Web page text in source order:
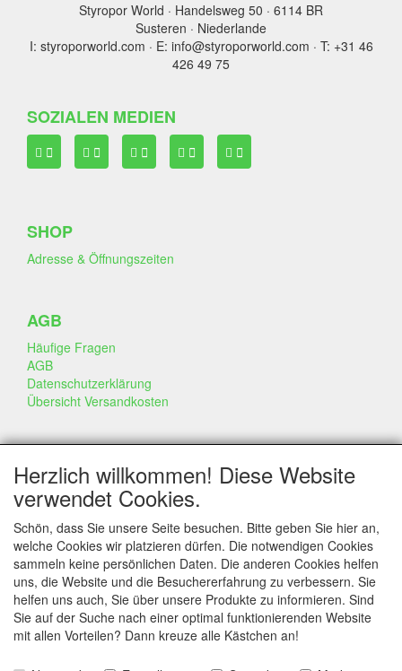
Styropor World · Handelsweg 50 · 6114 BR
Susteren · Niederlande
I: styroporworld.com · E: info@styroporworld.com · T: +31 46
426 49 75
SOZIALEN MEDIEN
SHOP
Adresse & Öffnungszeiten
AGB
Häufige Fragen
AGB
Datenschutzerklärung
Übersicht Versandkosten
GESCHÄFT & INFO
Kontakt
Firmen Information
Portfolio
Disclaimer
Statement & Umwelt
Torten mit Dummies
SERVICE
Herzlich willkommen! Diese Website
verwendet Cookies.
Schön, dass Sie unsere Seite besuchen. Bitte geben Sie hier an,
welche Cookies wir platzieren dürfen. Die notwendigen Cookies
sammeln keine persönlichen Daten. Die anderen Cookies helfen
uns, die Website und die Besuchererfahrung zu verbessern. Sie
helfen uns auch, Sie über unsere Produkte zu informieren. Sind
Sie auf der Suche nach einer optimal funktionierenden Website
mit allen Vorteilen? Dann kreuze alle Kästchen an!